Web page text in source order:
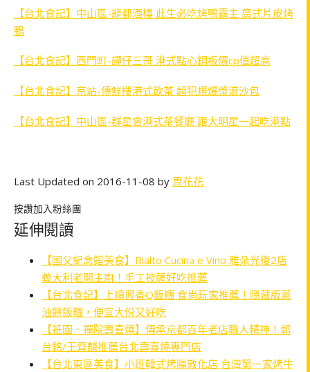
【台北食記】中山區-龍都酒樓 此生必吃烤鴨霸主 廣式片皮烤
鴨
【台北食記】西門町-譚仔三哥 港式點心銅板價cp值超高
【台北食記】京站-傳鮮樓港式飲茶 超犯規爆漿流沙包
【台北食記】中山區-群星會港式茶餐廳 跟大明星一起吃港點
Last Updated on 2016-11-08 by 周花花
按讚加入粉絲團
延伸閱讀
【國父紀念館美食】Rialto Cucina e Vino 雅朵光復2店
義大利老闆主廚！手工披薩好吃推薦
【台北食記】上順興香Q飯糰 食尚玩家推薦！隱藏版蔥
油餅飯糰，便宜大份又好吃
【祇園．禪院壽喜燒】傳承京都百年老店職人精神！郭
台銘/王齊麟推薦台北壽喜燒專門店
【台北東區美食】小班韓式烤腸敦化店 台灣第一家烤牛